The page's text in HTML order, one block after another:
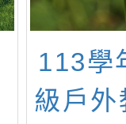
113學
級戶